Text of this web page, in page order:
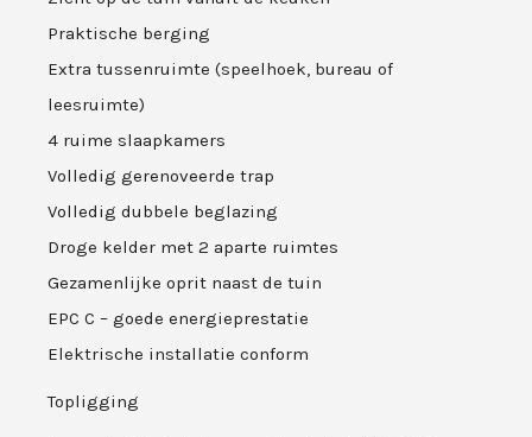
Praktische berging
Extra tussenruimte (speelhoek, bureau of
leesruimte)
4 ruime slaapkamers
Volledig gerenoveerde trap
Volledig dubbele beglazing
Droge kelder met 2 aparte ruimtes
Gezamenlijke oprit naast de tuin
EPC C – goede energieprestatie
Elektrische installatie conform
Topligging